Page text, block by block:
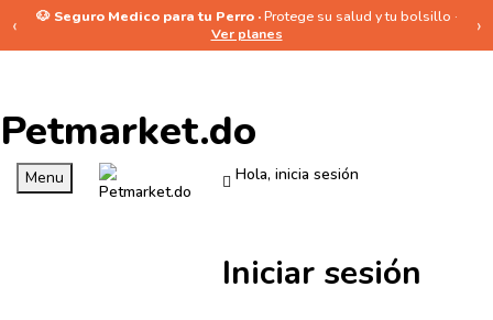
‹ 🐶 Seguro Medico para tu Perro ·Protege su salud y tu bolsillo ·
Ver planes
›
Petmarket.do
Menu Hola, inicia sesión
Iniciar sesión